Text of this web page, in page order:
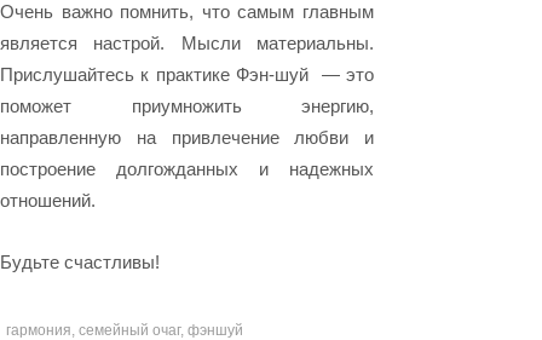
Очень важно помнить, что самым главным
является настрой. Мысли материальны.
Прислушайтесь к практике Фэн-шуй — это
поможет приумножить энергию,
направленную на привлечение любви и
построение долгожданных и надежных
отношений.
Будьте счастливы!
гармония, семейный очаг, фэншуй